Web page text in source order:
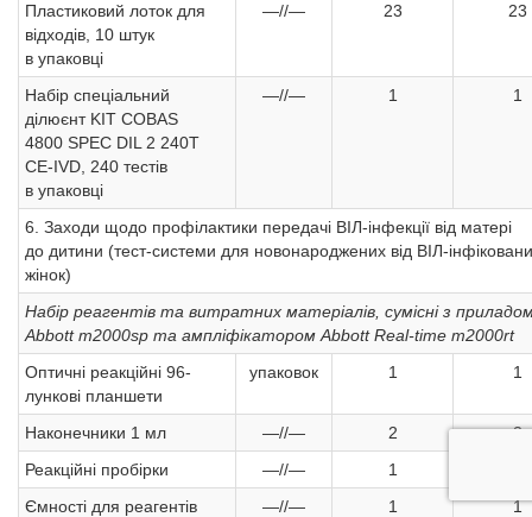
Пластиковий лоток для
відходів, 10 штук
в упаковці
—//— 23 23
Набір спеціальний
ділюєнт KIT COBAS
4800 SPEC DIL 2 240T
CE-IVD, 240 тестів
в упаковці
—//— 1 1
6. Заходи щодо профілактики передачі ВІЛ-інфекції від матері
до дитини (тест-системи для новонароджених від ВІЛ-
жінок)
Набір реагентів та витратних матеріалів, сумісні з
Abbott m2000sp та ампліфікатором Abbott Real-time m2000rt
Оптичні реакційні 96-
лункові планшети
упаковок 1 1
Наконечники 1 мл —//— 2
2
Реакційні пробірки
—//— 1
Ємності для реагентів
—//— 1 1